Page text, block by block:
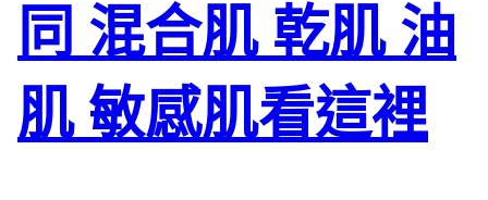
同 混合肌 乾肌 油
肌 敏感肌看這裡